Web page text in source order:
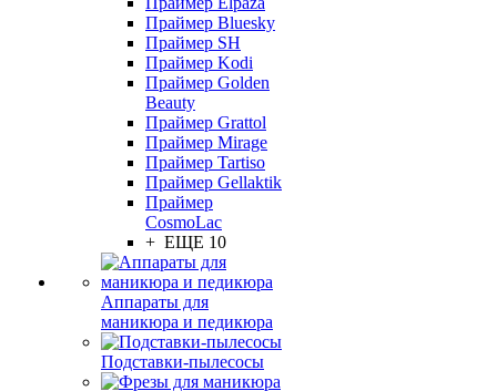
Праймер Bluesky
Праймер SH
Праймер Kodi
Праймер Golden
Beauty
Праймер Grattol
Праймер Mirage
Праймер Tartiso
Праймер Gellaktik
Праймер
CosmoLac
+ ЕЩЕ 10
Аппараты для
маникюра и педикюра
Подставки-пылесосы